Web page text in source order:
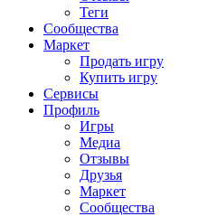
Теги
Сообщества
Маркет
Продать игру
Купить игру
Сервисы
Профиль
Игры
Медиа
Отзывы
Друзья
Маркет
Сообщества